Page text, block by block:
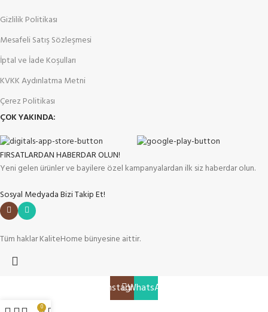
Gizlilik Politikası
Mesafeli Satış Sözleşmesi
İptal ve İade Koşulları
KVKK Aydınlatma Metni
Çerez Politikası
ÇOK YAKINDA:
FIRSATLARDAN HABERDAR OLUN!
Yeni gelen ürünler ve bayilere özel kampanyalardan ilk siz haberdar olun.
Sosyal Medyada Bizi Takip Et!
Tüm haklar KaliteHome bünyesine aittir.
InstagramWhatsApp
0